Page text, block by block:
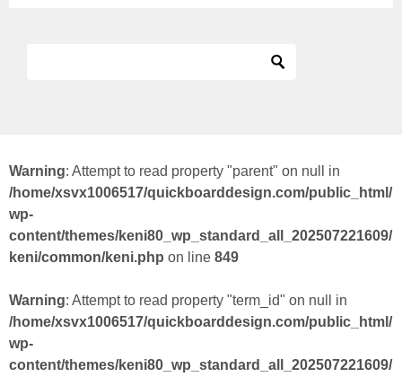
Warning: Attempt to read property "parent" on null in
/home/xsvx1006517/quickboarddesign.com/public_html/
wp-
content/themes/keni80_wp_standard_all_202507221609/
keni/common/keni.php on line 849
Warning: Attempt to read property "term_id" on null in
/home/xsvx1006517/quickboarddesign.com/public_html/
wp-
content/themes/keni80_wp_standard_all_202507221609/